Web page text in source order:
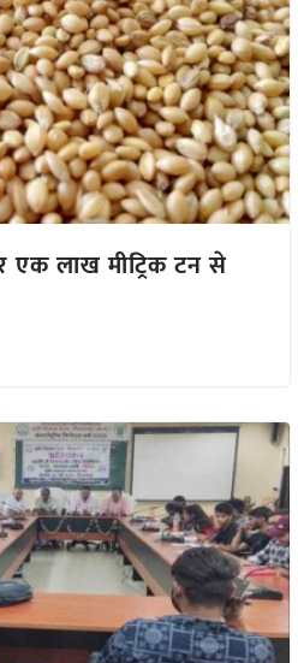
एक लाख मीट्रिक टन से